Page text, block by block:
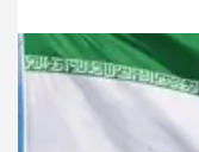
Dünya